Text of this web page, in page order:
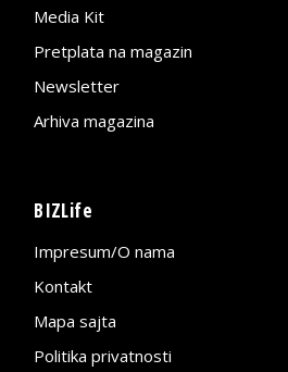
Media Kit
Pretplata na magazin
Newsletter
Arhiva magazina
BIZLife
Impresum/O nama
Kontakt
Mapa sajta
Politika privatnosti